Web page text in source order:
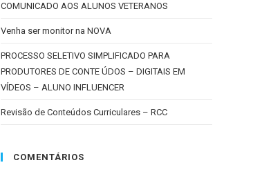
COMUNICADO AOS ALUNOS VETERANOS
Venha ser monitor na NOVA
PROCESSO SELETIVO SIMPLIFICADO PARA
PRODUTORES DE CONTE ÚDOS – DIGITAIS EM
VÍDEOS – ALUNO INFLUENCER
Revisão de Conteúdos Curriculares – RCC
COMENTÁRIOS